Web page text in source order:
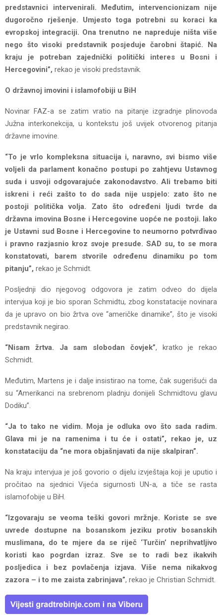
predstavnici intervenirali. Međutim, intervencionizam nije
dugoročno rješenje. Umjesto toga potrebni su koraci ka
evropskoj integraciji. Ona trenutno ne napreduje ništa više
nego što visoki predstavnik posjeduje čarobni štapić. Na
kraju je potreban zajednički politički interes u Bosni i
Hercegovini”, rekao je visoki predstavnik.
O državnoj imovini i islamofobiji u BiH
Novinar FAZ-a se zatim vratio na pitanje izgradnje plinovoda
Južna interkonekcija, u kontekstu još uvijek otvorenog pitanja
državne imovine.
“To je vrlo kompleksna situacija i, naravno, svi bismo više
voljeli da parlament konačno postupi po zahtjevu Ustavnog
suda i usvoji odgovarajuće zakonodavstvo. Ali trebamo biti
iskreni i reći zašto to do sada nije uspjelo: zato što ne
postoji politička volja. Zato što određeni ljudi tvrde da
državna imovina Bosne i Hercegovine uopće ne postoji. Iako
je Ustavni sud Bosne i Hercegovine to neumorno potvrđivao
i pravno razjasnio kroz svoje presude. SAD su, to se mora
konstatovati, barem stvorile određenu dinamiku po tom
pitanju”, rekao je Schmidt.
Posljednji dio njegovog odgovora je zatim odveo do dijela
intervjua koji je bio sporan Schmidtu, zbog konstatacije novinara
da je upravo on bio žrtva ove “američke dinamike”, što je visoki
predstavnik negirao.
“Nisam žrtva. Ja sam slobodan čovjek”, kratko je rekao
Schmidt.
Međutim, Martens je i dalje insistirao na tome, čak sugerišući da
su “Amerikanci na srebrenom pladnju donijeli Schmidtovu glavu
Dodiku”.
“Ja to tako ne vidim. Moja je odluka ovo što sada radim.
Glava mi je na ramenima i tu će i ostati”, rekao je, uz
konstataciju da “ne mora objašnjavati da nije skalpiran”.
Na kraju intervjua je još govorio o dijelu izvještaja koji je uputio i
pročitao na sjednici Vijeća sigurnosti UN-a, a tiče se rasta
islamofobije u BiH.
“Izgovaraju se veoma teški govori mržnje. Koriste se sve
uvrede dostupne na bosanskom jeziku protiv bosanskih
muslimana, do te mjere da se riječ ‘Turčin’ neprihvatljivo
koristi kao pogrdan izraz. Sve se to radi bez ikakvih
posljedica i bez povlačenja izjava. Više nema nikakvog
zazora – i to me zaista zabrinjava”, rekao je Christian Schmidt.